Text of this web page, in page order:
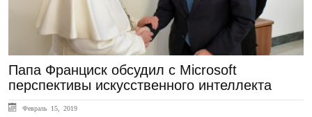
Папа Франциск обсудил с Microsoft
перспективы искусственного интеллекта
Февраль 15, 2019